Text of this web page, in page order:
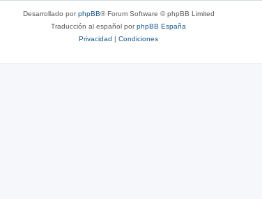
Desarrollado porphpBB® Forum Software © phpBB Limited
Traducción al español porphpBB España
Privacidad | Condiciones